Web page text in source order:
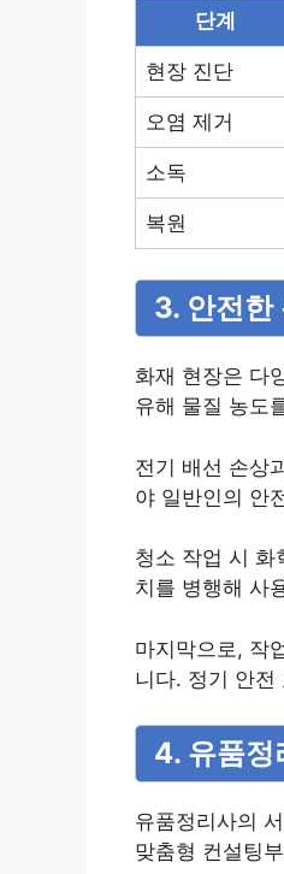
단계
현장 진단
오염 제거
소독
복원
3. 안전한
화재 현장은 다
유해 물질 농도
전기 배선 손상
야 일반인의 안
청소 작업 시 화
치를 병행해 사
마지막으로, 작
니다. 정기 안전
4. 유품정
유품정리사의
맞춤형 컨설팅